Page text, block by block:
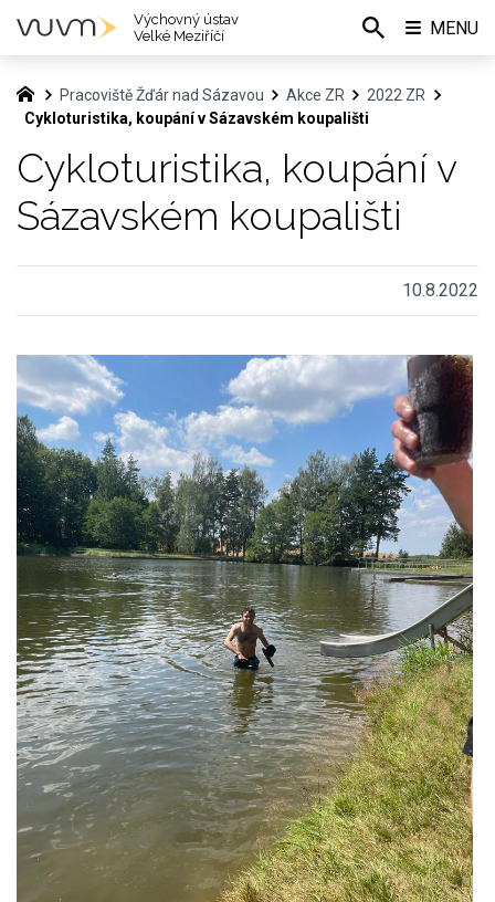
Pracoviště Žďár nad Sázavou Akce ZR
2022 ZR
Cykloturistika, koupání v Sázavském koupališti
Cykloturistika, koupání v
Sázavském koupališti
10.8.2022
Výchovný ústav
Velké Meziříčí
MENU